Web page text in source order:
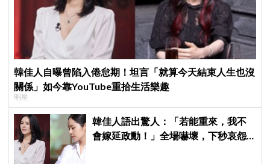
韓佳人自曝曾陷入倦怠期！坦言「就算今天結束人生也沒
關係」如今靠YouTube重拾生活樂趣
明星
韓佳人語出驚人：「若能重來，我不
會嫁延政勳！」全場嚇壞，下秒哀怨